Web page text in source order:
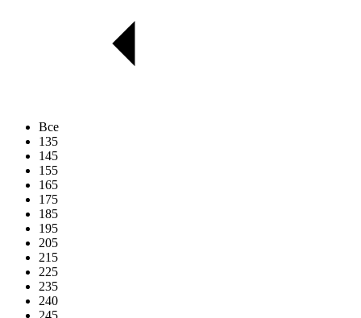
Все
135
145
155
165
175
185
195
205
215
225
235
240
245